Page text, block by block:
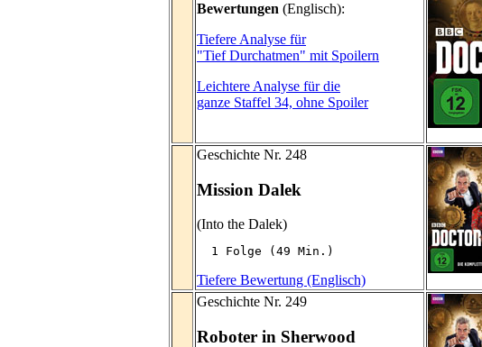
Bewertungen (Englisch):
Tiefere Analyse für
"Tief Durchatmen" mit Spoilern
Leichtere Analyse für die
ganze Staffel 34, ohne Spoiler
Geschichte Nr. 248
Mission Dalek
(Into the Dalek)
  1 Folge (49 Min.)
Tiefere Bewertung (Englisch)
Geschichte Nr. 249
Roboter in Sherwood